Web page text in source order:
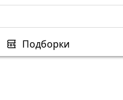
Подборки